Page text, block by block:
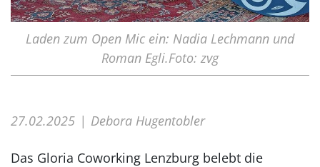
Laden zum Open Mic ein: Nadia Lechmann und
Roman Egli.Foto: zvg
27.02.2025 Debora Hugentobler
Das Gloria Coworking Lenzburg belebt die